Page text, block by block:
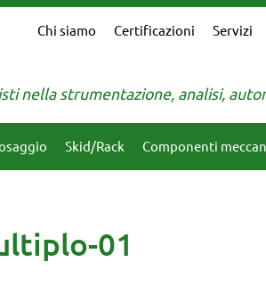
Chi siamo Certificazioni Servizi
nella strumentazione, analisi,
Skid/Rack Componenti
01